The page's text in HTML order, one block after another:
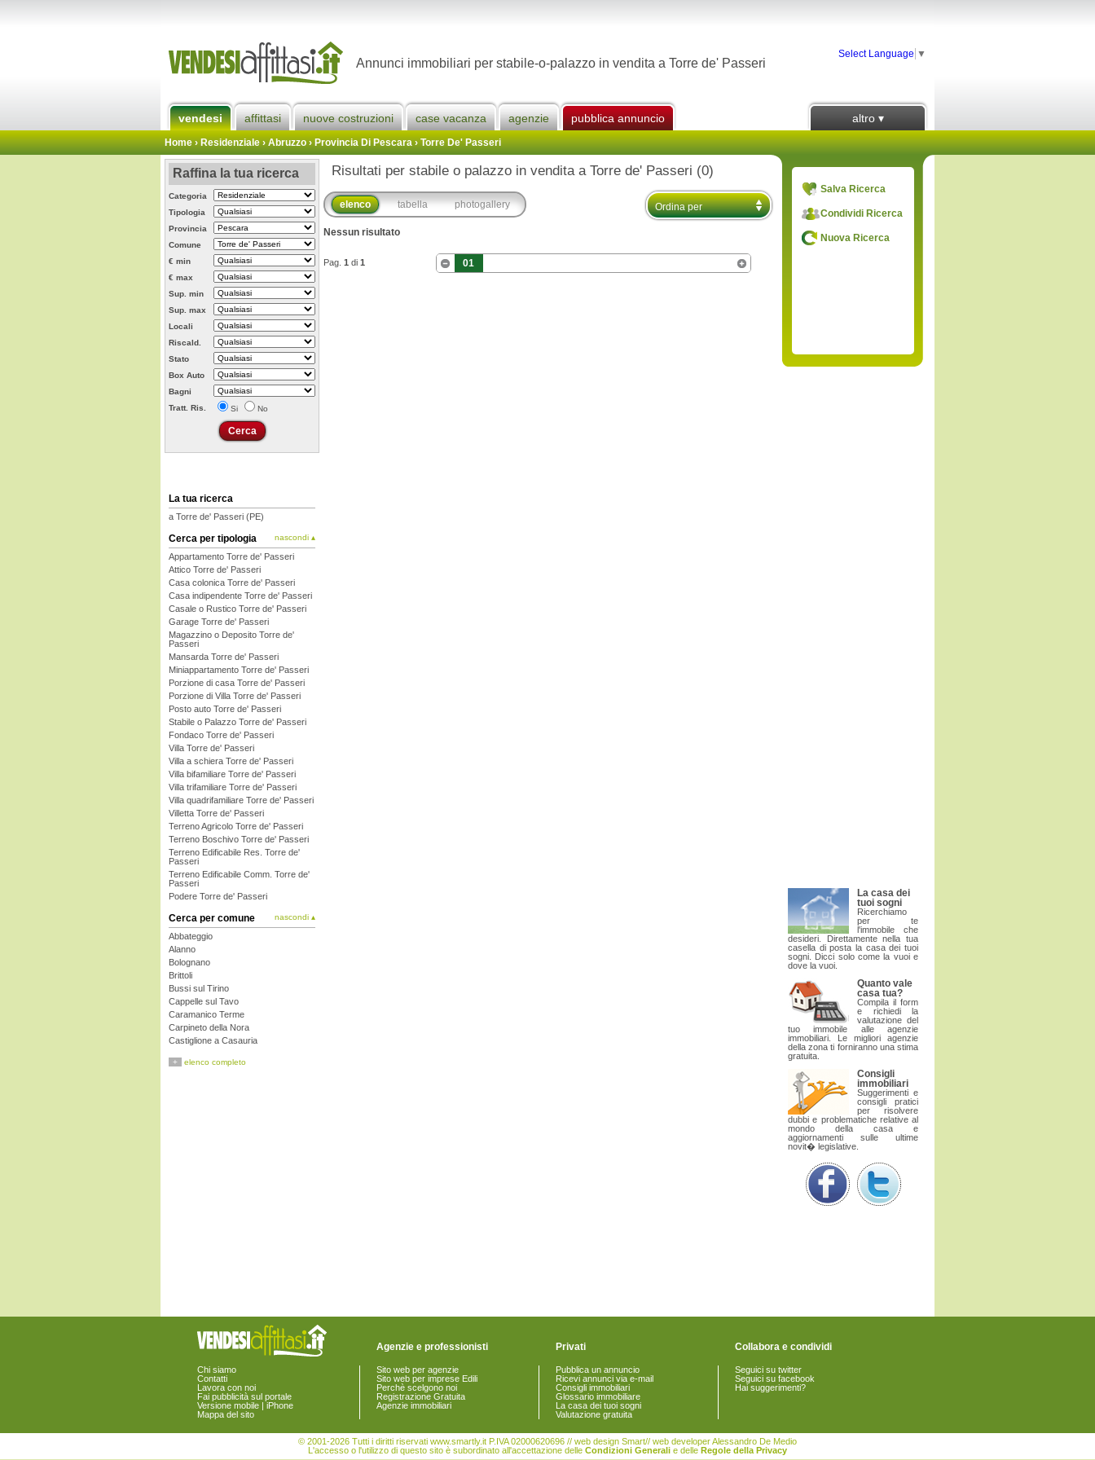
Annunci immobiliari per stabile-o-palazzo in vendita a Torre de' Passeri
vendesi affittasi nuove costruzioni case vacanza agenzie pubblica annuncio altro ▾
Select Language ▼
Home› Residenziale › Abruzzo ›Provincia Di Pescara›Torre De' Passeri
Raffina la tua ricerca
Categoria
Tipologia
Provincia
Comune
€ min
€ max
Sup. min
Sup. max
Locali
Riscald.
Stato
Box Auto
Bagni
Tratt. Ris.
Si No
La tua ricerca
a Torre de' Passeri (PE)
Cerca per tipologia nascondi ▴
Appartamento Torre de' Passeri
Attico Torre de' Passeri
Casa colonica Torre de' Passeri
Casa indipendente Torre de' Passeri
Casale o Rustico Torre de' Passeri
Garage Torre de' Passeri
Magazzino o Deposito Torre de'
Passeri
Mansarda Torre de' Passeri
Miniappartamento Torre de' Passeri
Porzione di casa Torre de' Passeri
Porzione di Villa Torre de' Passeri
Posto auto Torre de' Passeri
Stabile o Palazzo Torre de' Passeri
Fondaco Torre de' Passeri
Villa Torre de' Passeri
Villa a schiera Torre de' Passeri
Villa bifamiliare Torre de' Passeri
Villa trifamiliare Torre de' Passeri
Villa quadrifamiliare Torre de' Passeri
Villetta Torre de' Passeri
Terreno Agricolo Torre de' Passeri
Terreno Boschivo Torre de' Passeri
Terreno Edificabile Res. Torre de'
Passeri
Terreno Edificabile Comm. Torre de'
Passeri
Podere Torre de' Passeri
Cerca per comune nascondi ▴
Abbateggio
Alanno
Bolognano
Brittoli
Bussi sul Tirino
Cappelle sul Tavo
Caramanico Terme
Carpineto della Nora
Castiglione a Casauria
Cepagatti
Pietranico
Roccamorice
Rosciano
San Valentino in Abruzzo Citeriore
Sant'Eufemia a Maiella
Scafa
Spoltore
+ elenco completo
Risultati per stabile o palazzo in vendita a Torre de' Passeri (0)
elenco tabella photogallery
Nessun risultato
Pag. 1 di 1 01
Salva Ricerca
Condividi Ricerca
Nuova Ricerca
La casa dei
tuoi sogni
Ricerchiamo
per te
l'immobile che
desideri. Direttamente nella tua
casella di posta la casa dei tuoi
sogni. Dicci solo come la vuoi e
dove la vuoi.
Quanto vale
casa tua?
Compila il form
e richiedi la
valutazione del
tuo immobile alle agenzie
immobiliari. Le migliori agenzie
della zona ti forniranno una stima
gratuita.
Consigli
immobiliari
Suggerimenti e
consigli pratici
per risolvere
dubbi e problematiche relative al
mondo della casa e
aggiornamenti sulle ultime
novit� legislative.
Chi siamo
Contatti
Lavora con noi
Fai pubblicità sul portale
Versione mobile | iPhone
Mappa del sito
Agenzie e professionisti
Sito web per agenzie
Sito web per imprese Edili
Perchè scelgono noi
Registrazione Gratuita
Agenzie immobiliari
Privati
Pubblica un annuncio
Ricevi annunci via e-mail
Consigli immobiliari
Glossario immobiliare
La casa dei tuoi sogni
Valutazione gratuita
Collabora e condividi
Seguici su twitter
Seguici su facebook
Hai suggerimenti?
© 2001-2026 Tutti i diritti riservati www.smartly.it P.IVA 02000620696 // web design Smart// web developer Alessandro De Medio
L'accesso o l'utilizzo di questo sito è subordinato all'accettazione delle Condizioni Generali e delle Regole della Privacy